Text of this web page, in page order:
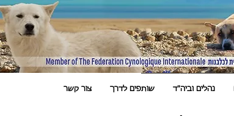
נהלים וביה"ד שותפים לדרך צור קשר